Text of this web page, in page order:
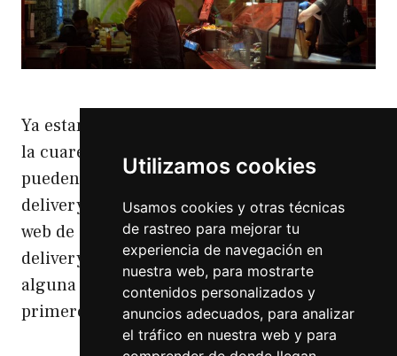
Utilizamos cookies
Usamos cookies y otras técnicas
de rastreo para mejorar tu
experiencia de navegación en
nuestra web, para mostrarte
contenidos personalizados y
anuncios adecuados, para analizar
el tráfico en nuestra web y para
Ya estamos en la fase 1 de la desescalada de
la cuarentena y muchos establecimientos ya
pueden abrir sirviendo comida para llevar o
delivery. Hoy voy a explicar como hacer un
web de delivery con WordPress. Web de
delivery con WordPress Si has trabajado
alguna vez con WordPress sabes que lo
primero que se te …Leer más